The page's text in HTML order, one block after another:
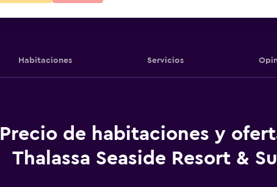
Habitaciones Servicios
Precio de habitaciones y
Thalassa Seaside Resort &